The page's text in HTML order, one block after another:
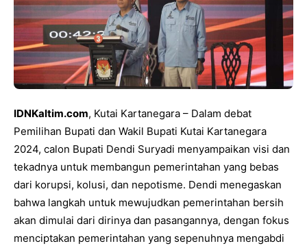
IDNKaltim.com, Kutai Kartanegara – Dalam debat
Pemilihan Bupati dan Wakil Bupati Kutai Kartanegara
2024, calon Bupati Dendi Suryadi menyampaikan visi dan
tekadnya untuk membangun pemerintahan yang bebas
dari korupsi, kolusi, dan nepotisme. Dendi menegaskan
bahwa langkah untuk mewujudkan pemerintahan bersih
akan dimulai dari dirinya dan pasangannya, dengan fokus
menciptakan pemerintahan yang sepenuhnya mengabdi